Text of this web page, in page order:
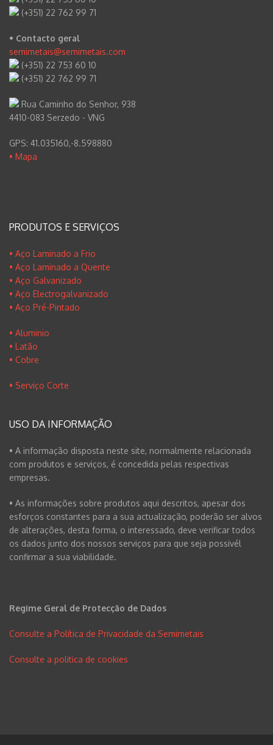
(+351) 22 762 99 71
• Contacto geral
semimetais@semimetais.com
(+351) 22 753 60 10
(+351) 22 762 99 71
Rua Caminho do Senhor, 938
4410-083 Serzedo - VNG
GPS: 41.035160,-8.598880
• Mapa
PRODUTOS E SERVIÇOS
• Aço Laminado a Frio
• Aço Laminado a Quente
• Aço Galvanizado
• Aço Electrogalvanizado
• Aço Pré-Pintado
• Aluminio
• Latão
• Cobre
• Serviço Corte
USO DA INFORMAÇÃO
• A informação disposta neste site, normalmente relacionada
com produtos e serviços, é concedida pelas respectivas
empresas.
• As informações sobre produtos aqui descritos, apesar dos
esforços constantes para a sua actualização, poderão ser alvos
de alterações, desta forma, o interessado, deve verificar todos
os dados junto dos nossos serviços para que seja possivél
confirmar a sua viabilidade.
Regime Geral de Protecção de Dados
Consulte a Política de Privacidade da Semimetais
Consulte a politica de cookies